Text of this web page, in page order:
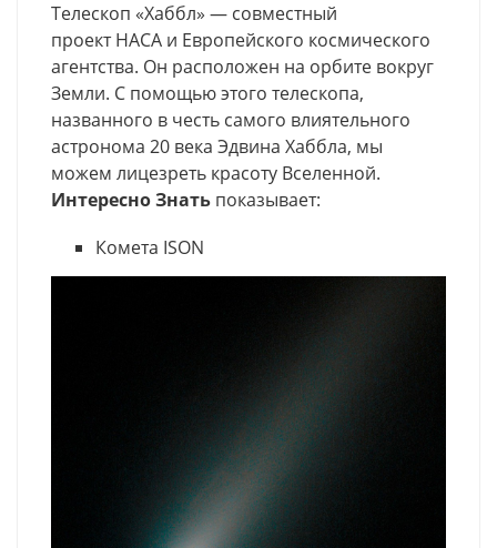
Телескоп «Хаббл» — совместный
проект НАСА и Европейского космического
агентства. Он расположен на орбите вокруг
Земли. С помощью этого телескопа,
названного в честь самого влиятельного
астронома 20 века Эдвина Хаббла, мы
можем лицезреть красоту Вселенной.
Интересно Знать показывает:
Комета ISON